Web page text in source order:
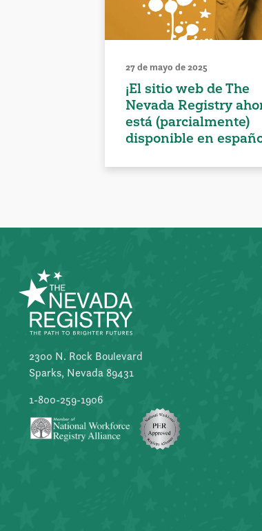
27 de mayo de 2025
¡El sitio web de The
Nevada Registry
está (parcialmente)
disponible en
2300 N. Rock Boulevard
Sparks, Nevada 89431
1-800-259-1906